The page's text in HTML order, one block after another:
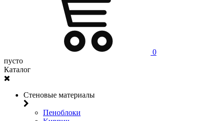
0
пусто
Каталог
Стеновые материалы
Пеноблоки